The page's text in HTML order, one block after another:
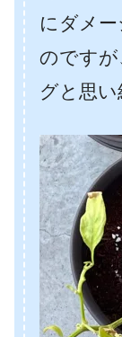
にダメ
のです
グと思い